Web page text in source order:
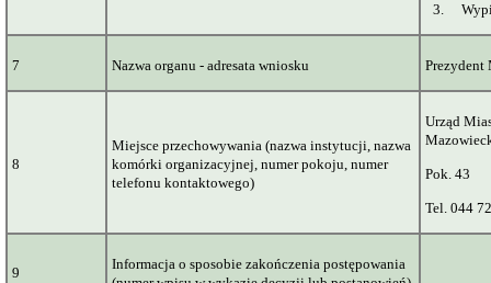
3.
7 Nazwa organu - adresata wniosku Prezydent
8
Miejsce przechowywania (nazwa instytucji, nazwa
komórki organizacyjnej, numer pokoju, numer
telefonu kontaktowego)
Urząd
Pok. 43
Tel. 044
9
Informacja o sposobie zakończenia postępowania